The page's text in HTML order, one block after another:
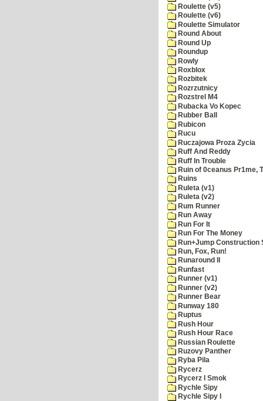
Roulette (v5)
Roulette (v6)
Roulette Simulator
Round About
Round Up
Roundup
Rowly
Roxblox
Rozbitek
Rozrzutnicy
Rozstrel M4
Rubacka Vo Kopec
Rubber Ball
Rubicon
Rucu
Ruczajowa Proza Zycia
Ruff And Reddy
Ruff In Trouble
Ruin of 0ceanus Pr1me,
Ruins
Ruleta (v1)
Ruleta (v2)
Rum Runner
Run Away
Run For It
Run For The Money
Run+Jump Construction
Run, Fox, Run!
Runaround II
Runfast
Runner (v1)
Runner (v2)
Runner Bear
Runway 180
Ruptus
Rush Hour
Rush Hour Race
Russian Roulette
Ruzovy Panther
Ryba Pila
Rycerz
Rycerz I Smok
Rychle Sipy
Rychle Sipy I